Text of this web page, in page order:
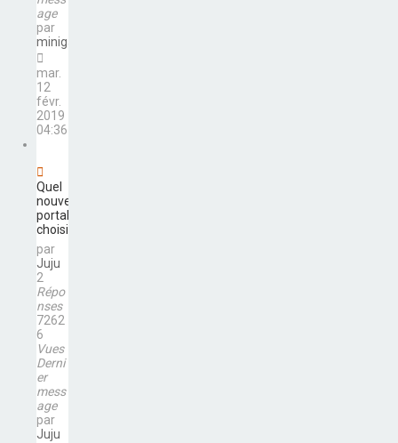
age
par
minigame
mar.
12
févr.
2019
04:36
Quel
nouveau
portable
choisir ?
par
Juju
2
Répo
nses
7262
6
Vues
Derni
er
mess
age
par
Juju